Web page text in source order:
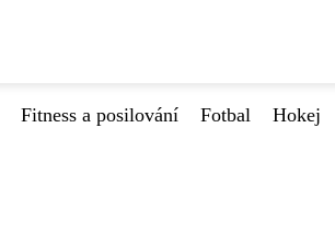
Fitness a posilování Fotbal Hokej